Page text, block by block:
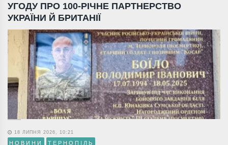
УГОДУ ПРО 100-РІЧНЕ ПАРТНЕРСТВО
УКРАЇНИ Й БРИТАНІЇ
18 ЛИПНЯ 2026, 10:21
НОВИНИ ТЕРНОПІЛЬ